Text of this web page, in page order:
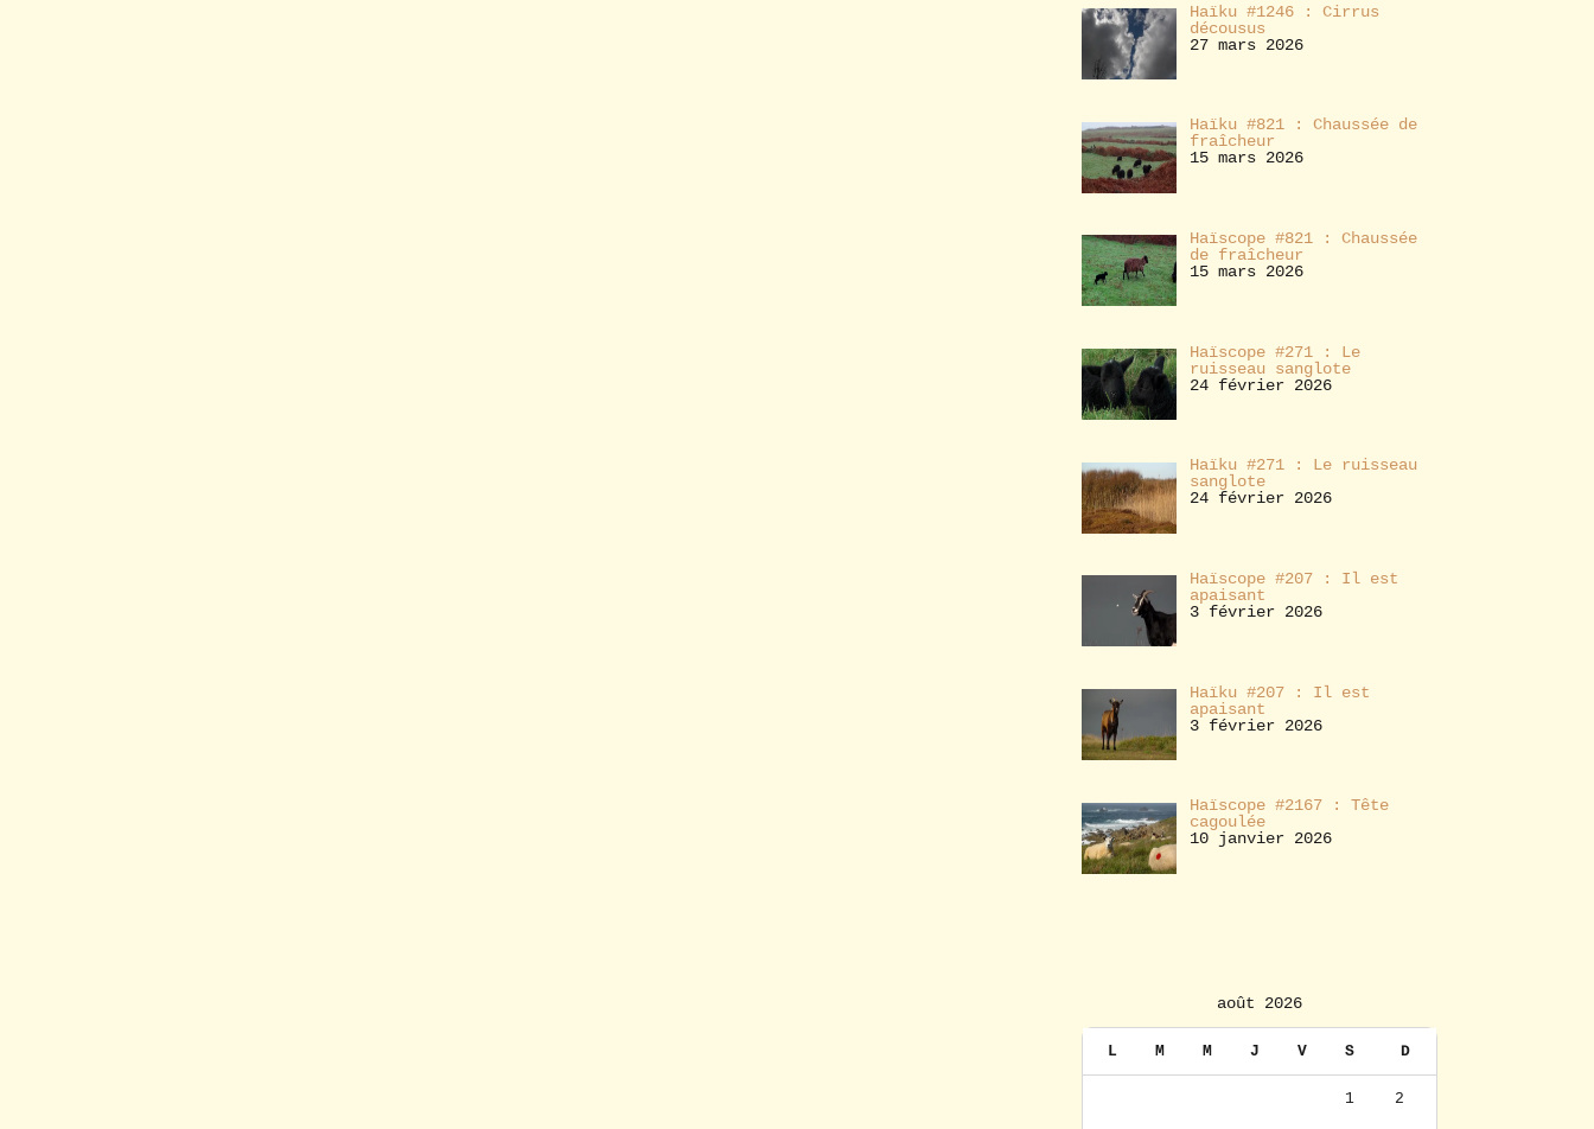
Haïku #1246 : Cirrus
décousus
27 mars 2026
Haïku #821 : Chaussée de
fraîcheur
15 mars 2026
Haïscope #821 : Chaussée
de fraîcheur
15 mars 2026
Haïscope #271 : Le
ruisseau sanglote
24 février 2026
Haïku #271 : Le ruisseau
sanglote
24 février 2026
Haïscope #207 : Il est
apaisant
3 février 2026
Haïku #207 : Il est
apaisant
3 février 2026
Haïscope #2167 : Tête
cagoulée
10 janvier 2026
août 2026
L M M J V S D
1 2